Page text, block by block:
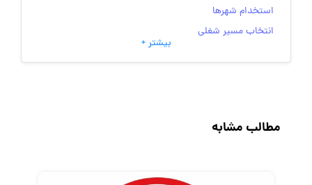
استخدام شهرها
انتخاب مسیر شغلی
به‌روزرسانی‌های سایت (کارجویی)
رزومه
بیشتر +
مطالب مشابه